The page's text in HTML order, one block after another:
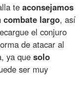
teaconsejamos
combate largo, así
el conjuro
de atacar al
ya quesolo
ser muy